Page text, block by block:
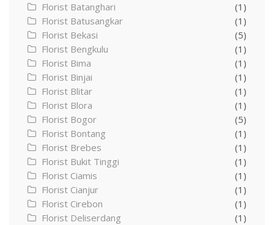
Florist Batanghari
(1)
Florist Batusangkar
(1)
Florist Bekasi
(5)
Florist Bengkulu
(1)
Florist Bima
(1)
Florist Binjai
(1)
Florist Blitar
(1)
Florist Blora
(1)
Florist Bogor
(5)
Florist Bontang
(1)
Florist Brebes
(1)
Florist Bukit Tinggi
(1)
Florist Ciamis
(1)
Florist Cianjur
(1)
Florist Cirebon
(1)
Florist Deliserdang
(1)